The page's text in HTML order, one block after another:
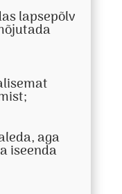
lapsepõlv
aga
iseenda